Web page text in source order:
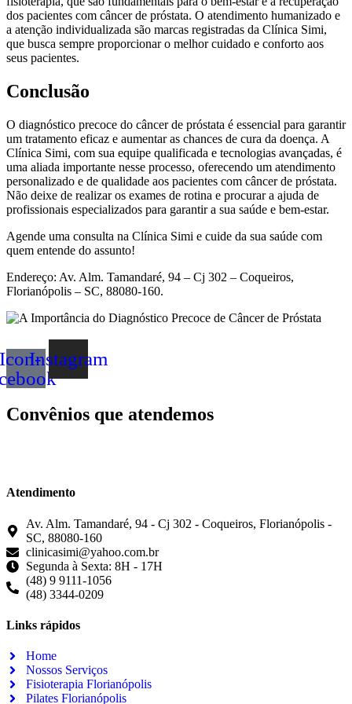
dos pacientes com câncer de próstata. O atendimento humanizado e
a atenção individualizada são marcas registradas da Clínica Simi,
que busca sempre proporcionar o melhor cuidado e conforto aos
seus pacientes.
Conclusão
O diagnóstico precoce do câncer de próstata é essencial para garantir
um tratamento eficaz e aumentar as chances de cura da doença. A
Clínica Simi, com sua equipe qualificada e tecnologias avançadas, é
uma aliada importante nesse processo, oferecendo um atendimento
personalizado e de qualidade aos pacientes com câncer de próstata.
Não deixe de realizar os exames de rotina e procurar a ajuda de
profissionais especializados para garantir a sua saúde e bem-estar.
Agende uma consulta na Clínica Simi e cuide da sua saúde com
quem entende do assunto!
Endereço: Av. Alm. Tamandaré, 94 – Cj 302 – Coqueiros,
Florianópolis – SC, 88080-160.
Icon-Instagram
Convênios que atendemos
Atendimento
Av. Alm. Tamandaré, 94 - Cj 302 - Coqueiros, Florianópolis -
SC, 88080-160
clinicasimi@yahoo.com.br
Segunda à Sexta: 8H - 17H
(48) 9 9111-1056
(48) 3344-0209
Links rápidos
Home
Nossos Serviços
Fisioterapia Florianópolis
Pilates Florianópolis